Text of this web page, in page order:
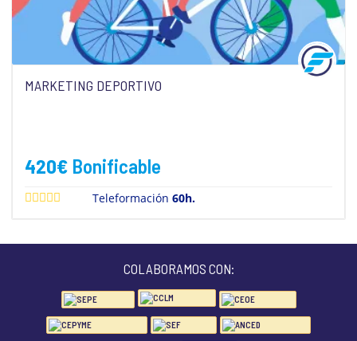
MARKETING DEPORTIVO
420€ Bonificable
Teleformación60h.
COLABORAMOS CON: